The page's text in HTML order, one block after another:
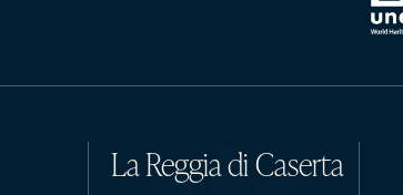
La Reggia di Caserta